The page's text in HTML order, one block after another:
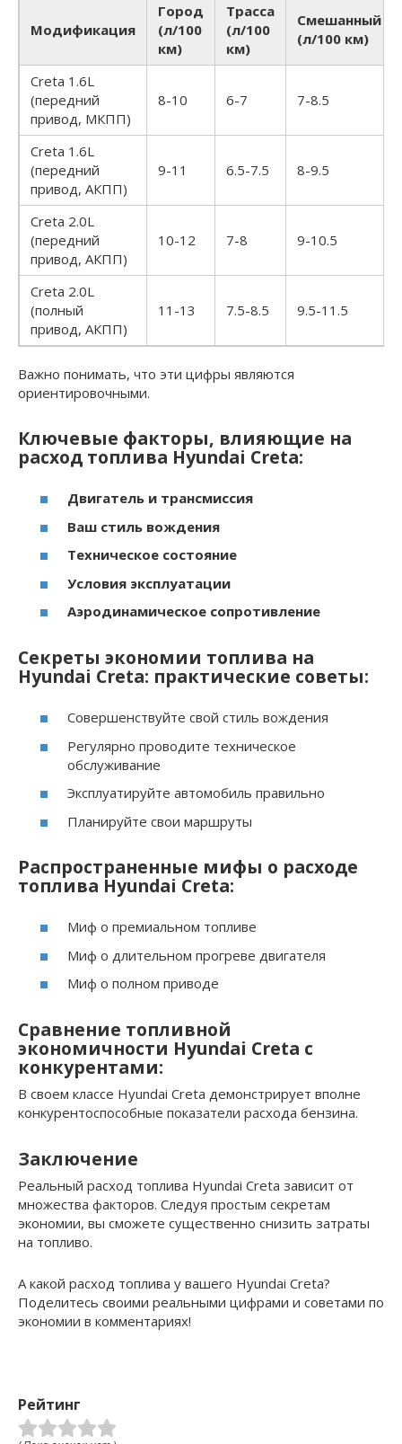
Модификация
Город
(л/100
км)
Трасса
(л/100
км)
Смешанный
(л/100 км)
Creta 1.6L
(передний
привод, МКПП)
8-10 6-7 7-8.5
Creta 1.6L
(передний
привод, АКПП)
9-11 6.5-7.5 8-9.5
Creta 2.0L
(передний
привод, АКПП)
10-12 7-8 9-10.5
Creta 2.0L
(полный
привод, АКПП)
11-13 7.5-8.5 9.5-11.5
Важно понимать, что эти цифры являются
ориентировочными.
Ключевые факторы, влияющие на
расход топлива Hyundai Creta:
Двигатель и трансмиссия
Ваш стиль вождения
Техническое состояние
Условия эксплуатации
Аэродинамическое сопротивление
Секреты экономии топлива на
Hyundai Creta: практические советы:
Совершенствуйте свой стиль вождения
Регулярно проводите техническое
обслуживание
Эксплуатируйте автомобиль правильно
Планируйте свои маршруты
Распространенные мифы о расходе
топлива Hyundai Creta:
Миф о премиальном топливе
Миф о длительном прогреве двигателя
Миф о полном приводе
Сравнение топливной
экономичности Hyundai Creta с
конкурентами:
В своем классе Hyundai Creta демонстрирует вполне
конкурентоспособные показатели расхода бензина.
Заключение
Реальный расход топлива Hyundai Creta зависит от
множества факторов. Следуя простым секретам
экономии, вы сможете существенно снизить затраты
на топливо.
А какой расход топлива у вашего Hyundai Creta?
Поделитесь своими реальными цифрами и советами по
экономии в комментариях!
Рейтинг